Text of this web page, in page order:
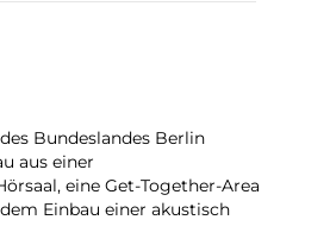
Bundeslandes Berlin
aus einer
eine Get-Together-Area
Einbau einer akustisch